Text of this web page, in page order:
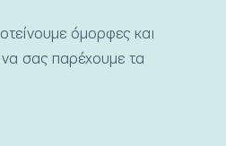
όμορφες και
να σας παρέχουμε τα